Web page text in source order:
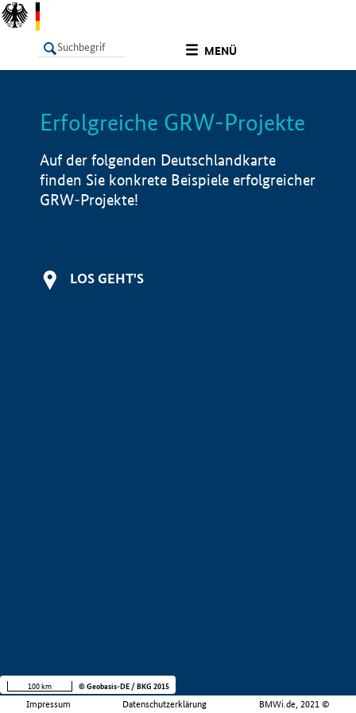
MENÜ
LISTE Info
Erfolgreiche GRW-Projekte
Auf der folgenden Deutschlandkarte
finden Sie konkrete Beispiele erfolgreicher
GRW-Projekte!
LOS GEHT'S
Impressum Datenschutzerklärung BMWi.de, 2021 ©
100 km © Geobasis-DE / BKG 2015